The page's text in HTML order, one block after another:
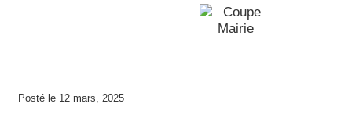
Posté le 12 mars, 2025